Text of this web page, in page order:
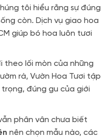
tôi hiểu rằng sự đúng
còn. Dịch vụ giao hoa
giúp bó hoa luôn tươi
theo lối mòn của những
rà, Vườn Hoa Tươi tập
đúng gu của giới
phân vân chưa biết
nên chọn mẫu nào, các